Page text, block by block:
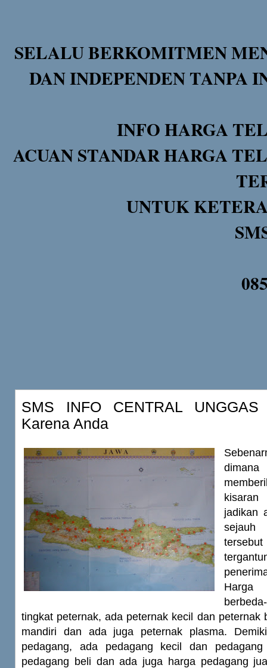
SELALU BERKOMITMEN
DAN INDEPENDEN TANPA
INFO HARGA
ACUAN STANDAR HARGA
UNTUK
SMS INFO CENTRAL
Karena Anda
jadikan
sejauh
tingkat peternak, ada peternak kecil dan peternak
mandiri dan ada juga peternak plasma.
pedagang, ada pedagang kecil dan
pedagang beli dan ada juga harga pedagang